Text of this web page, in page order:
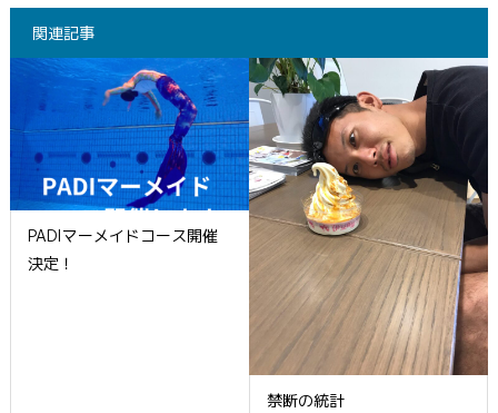
関連記事
PADIマーメイドコース開催
決定！
禁断の統計